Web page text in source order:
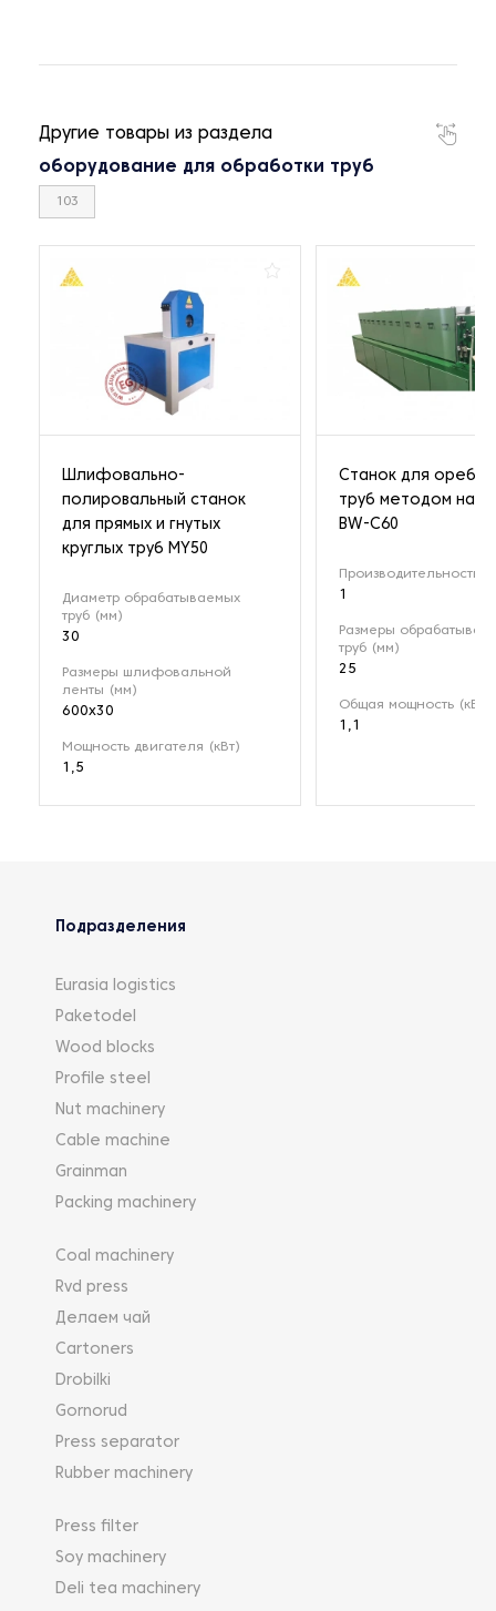
Другие товары из раздела
оборудование для обработки труб
103
Шлифовально-
полировальный станок
для прямых и гнутых
круглых труб MY50
Диаметр обрабатываемых
труб (мм)
30
Размеры шлифовальной
ленты (мм)
600x30
Мощность двигателя (кВт)
1,5
Станок для
труб методом
BW-C60
Производительность
1
Размеры
труб (мм)
25
Общая мощность (кВт)
1,1
Подразделения
Eurasia logistics
Paketodel
Wood blocks
Profile steel
Nut machinery
Cable machine
Grainman
Packing machinery
Coal machinery
Rvd press
Делаем чай
Cartoners
Drobilki
Gornorud
Press separator
Rubber machinery
Press filter
Soy machinery
Deli tea machinery